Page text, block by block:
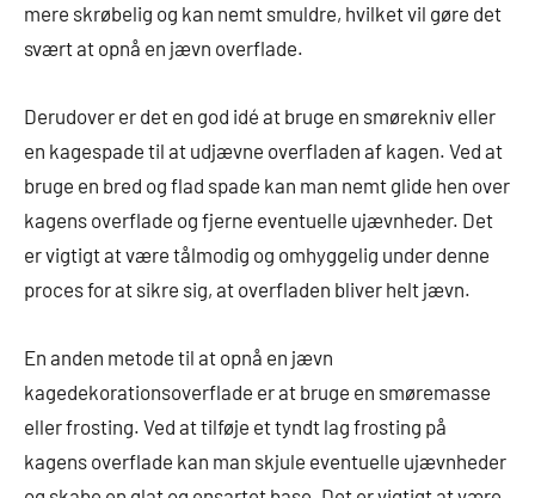
mere skrøbelig og kan nemt smuldre, hvilket vil gøre det
svært at opnå en jævn overflade.
Derudover er det en god idé at bruge en smørekniv eller
en kagespade til at udjævne overfladen af kagen. Ved at
bruge en bred og flad spade kan man nemt glide hen over
kagens overflade og fjerne eventuelle ujævnheder. Det
er vigtigt at være tålmodig og omhyggelig under denne
proces for at sikre sig, at overfladen bliver helt jævn.
En anden metode til at opnå en jævn
kagedekorationsoverflade er at bruge en smøremasse
eller frosting. Ved at tilføje et tyndt lag frosting på
kagens overflade kan man skjule eventuelle ujævnheder